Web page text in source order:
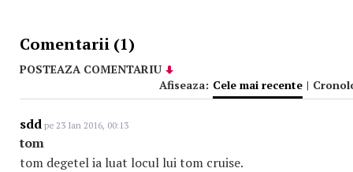
Comentarii (1)
POSTEAZA COMENTARIU
Afiseaza: Cele mai recente |
sdd pe 23 Ian 2016, 00:13
tom
tom degetel ia luat locul lui tom cruise.